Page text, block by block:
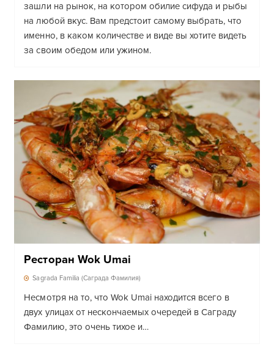
зашли на рынок, на котором обилие сифуда и рыбы
на любой вкус. Вам предстоит самому выбрать, что
именно, в каком количестве и виде вы хотите видеть
за своим обедом или ужином.
Ресторан Wok Umai
Sagrada Familia (Саграда Фамилия)
Несмотря на то, что Wok Umai находится всего в
двух улицах от нескончаемых очередей в Саграду
Фамилию, это очень тихое и…